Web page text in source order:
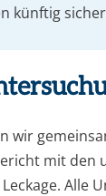
künftig
wir
mit den
Alle